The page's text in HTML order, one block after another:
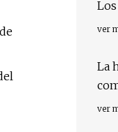
ver
La
ver